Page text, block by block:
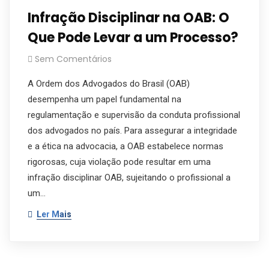
Infração Disciplinar na OAB: O
Que Pode Levar a um Processo?
Sem Comentários
A Ordem dos Advogados do Brasil (OAB)
desempenha um papel fundamental na
regulamentação e supervisão da conduta profissional
dos advogados no país. Para assegurar a integridade
e a ética na advocacia, a OAB estabelece normas
rigorosas, cuja violação pode resultar em uma
infração disciplinar OAB, sujeitando o profissional a
um…
Ler Mais